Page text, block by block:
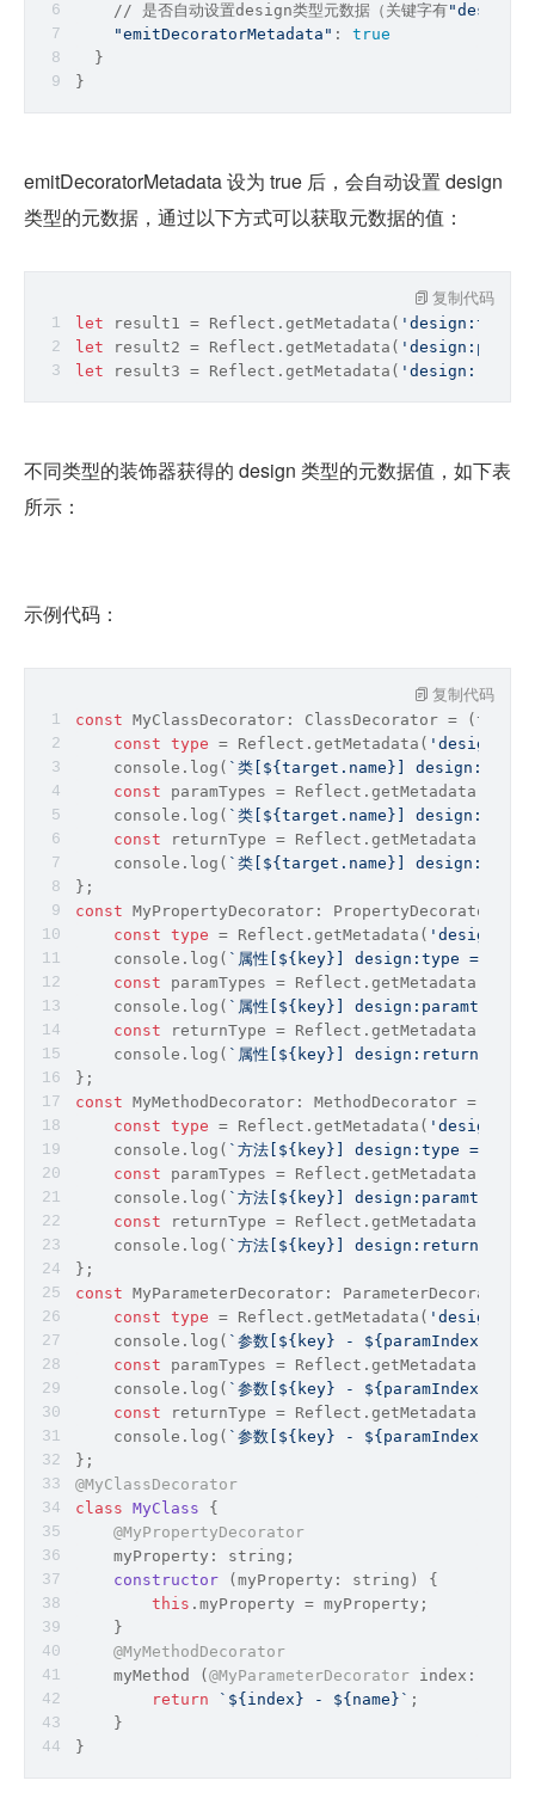
    // 是否自动设置design类型元数据（关键字有
"emitDecoratorMetadata" : true
  }
}
emitDecoratorMetadata 设为 true 后，会自动设置 design
类型的元数据，通过以下方式可以获取元数据的值：
let result1 = Reflect .getMetadata( 'design:type'
let result2 = Reflect .getMetadata(
let result3 = Reflect .getMetadata(
复制代码
不同类型的装饰器获得的 design 类型的元数据值，如下表
所示：
示例代码：
const MyClassDecorator: ClassDecorator = (
const type = Reflect .getMetadata(
console .log( `类[ ${target.name} ] design:type
const paramTypes = Reflect .getMetadata(
console .log( `类[ ${target.name} ]
const returnType = Reflect .getMetadata(
console .log( `类[ ${target.name} ]
};
const MyPropertyDecorator: PropertyDecorator =
const type = Reflect .getMetadata(
console .log( `属性[ ${key} ] design:type =
const paramTypes = Reflect .getMetadata(
console .log( `属性[ ${key} ] design:paramtypes
const returnType = Reflect .getMetadata(
console .log( `属性[ ${key} ] design:returntype
};
const MyMethodDecorator: MethodDecorator =
const type = Reflect .getMetadata(
console .log( `方法[ ${key} ] design:type =
const paramTypes = Reflect .getMetadata(
console .log( `方法[ ${key} ] design:paramtypes
const returnType = Reflect .getMetadata(
console .log( `方法[ ${key} ] design:returntype
};
const MyParameterDecorator: ParameterDecorator
const type = Reflect .getMetadata(
console .log( `参数[ ${key} - ${paramIndex}
const paramTypes = Reflect .getMetadata(
console .log( `参数[ ${key} - ${paramIndex}
const returnType = Reflect .getMetadata(
console .log( `参数[ ${key} - ${paramIndex}
};
@MyClassDecorator
class MyClass
{
@MyPropertyDecorator
    myProperty:
string ;
constructor ( myProperty: string ) {
this .myProperty = myProperty;
    }
@MyMethodDecorator
    myMethod (
@MyParameterDecorator index:
return
` ${index} - ${name} ` ;
    }
}
复制代码